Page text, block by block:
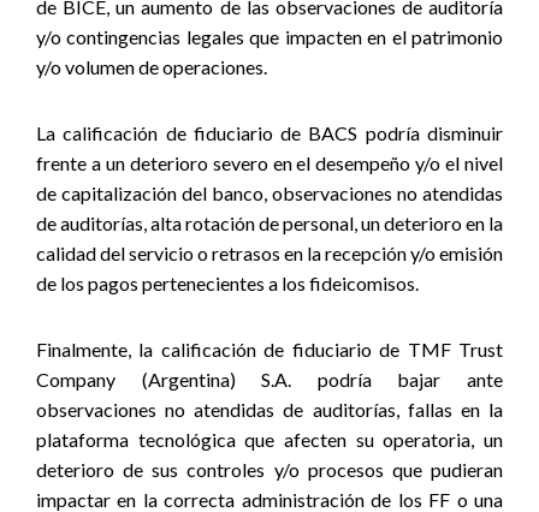
de BICE, un aumento de las observaciones de auditoría
y/o contingencias legales que impacten en el patrimonio
y/o volumen de operaciones.
La calificación de fiduciario de BACS podría disminuir
frente a un deterioro severo en el desempeño y/o el nivel
de capitalización del banco, observaciones no atendidas
de auditorías, alta rotación de personal, un deterioro en la
calidad del servicio o retrasos en la recepción y/o emisión
de los pagos pertenecientes a los fideicomisos.
Finalmente, la calificación de fiduciario de TMF Trust
Company (Argentina) S.A. podría bajar ante
observaciones no atendidas de auditorías, fallas en la
plataforma tecnológica que afecten su operatoria, un
deterioro de sus controles y/o procesos que pudieran
impactar en la correcta administración de los FF o una